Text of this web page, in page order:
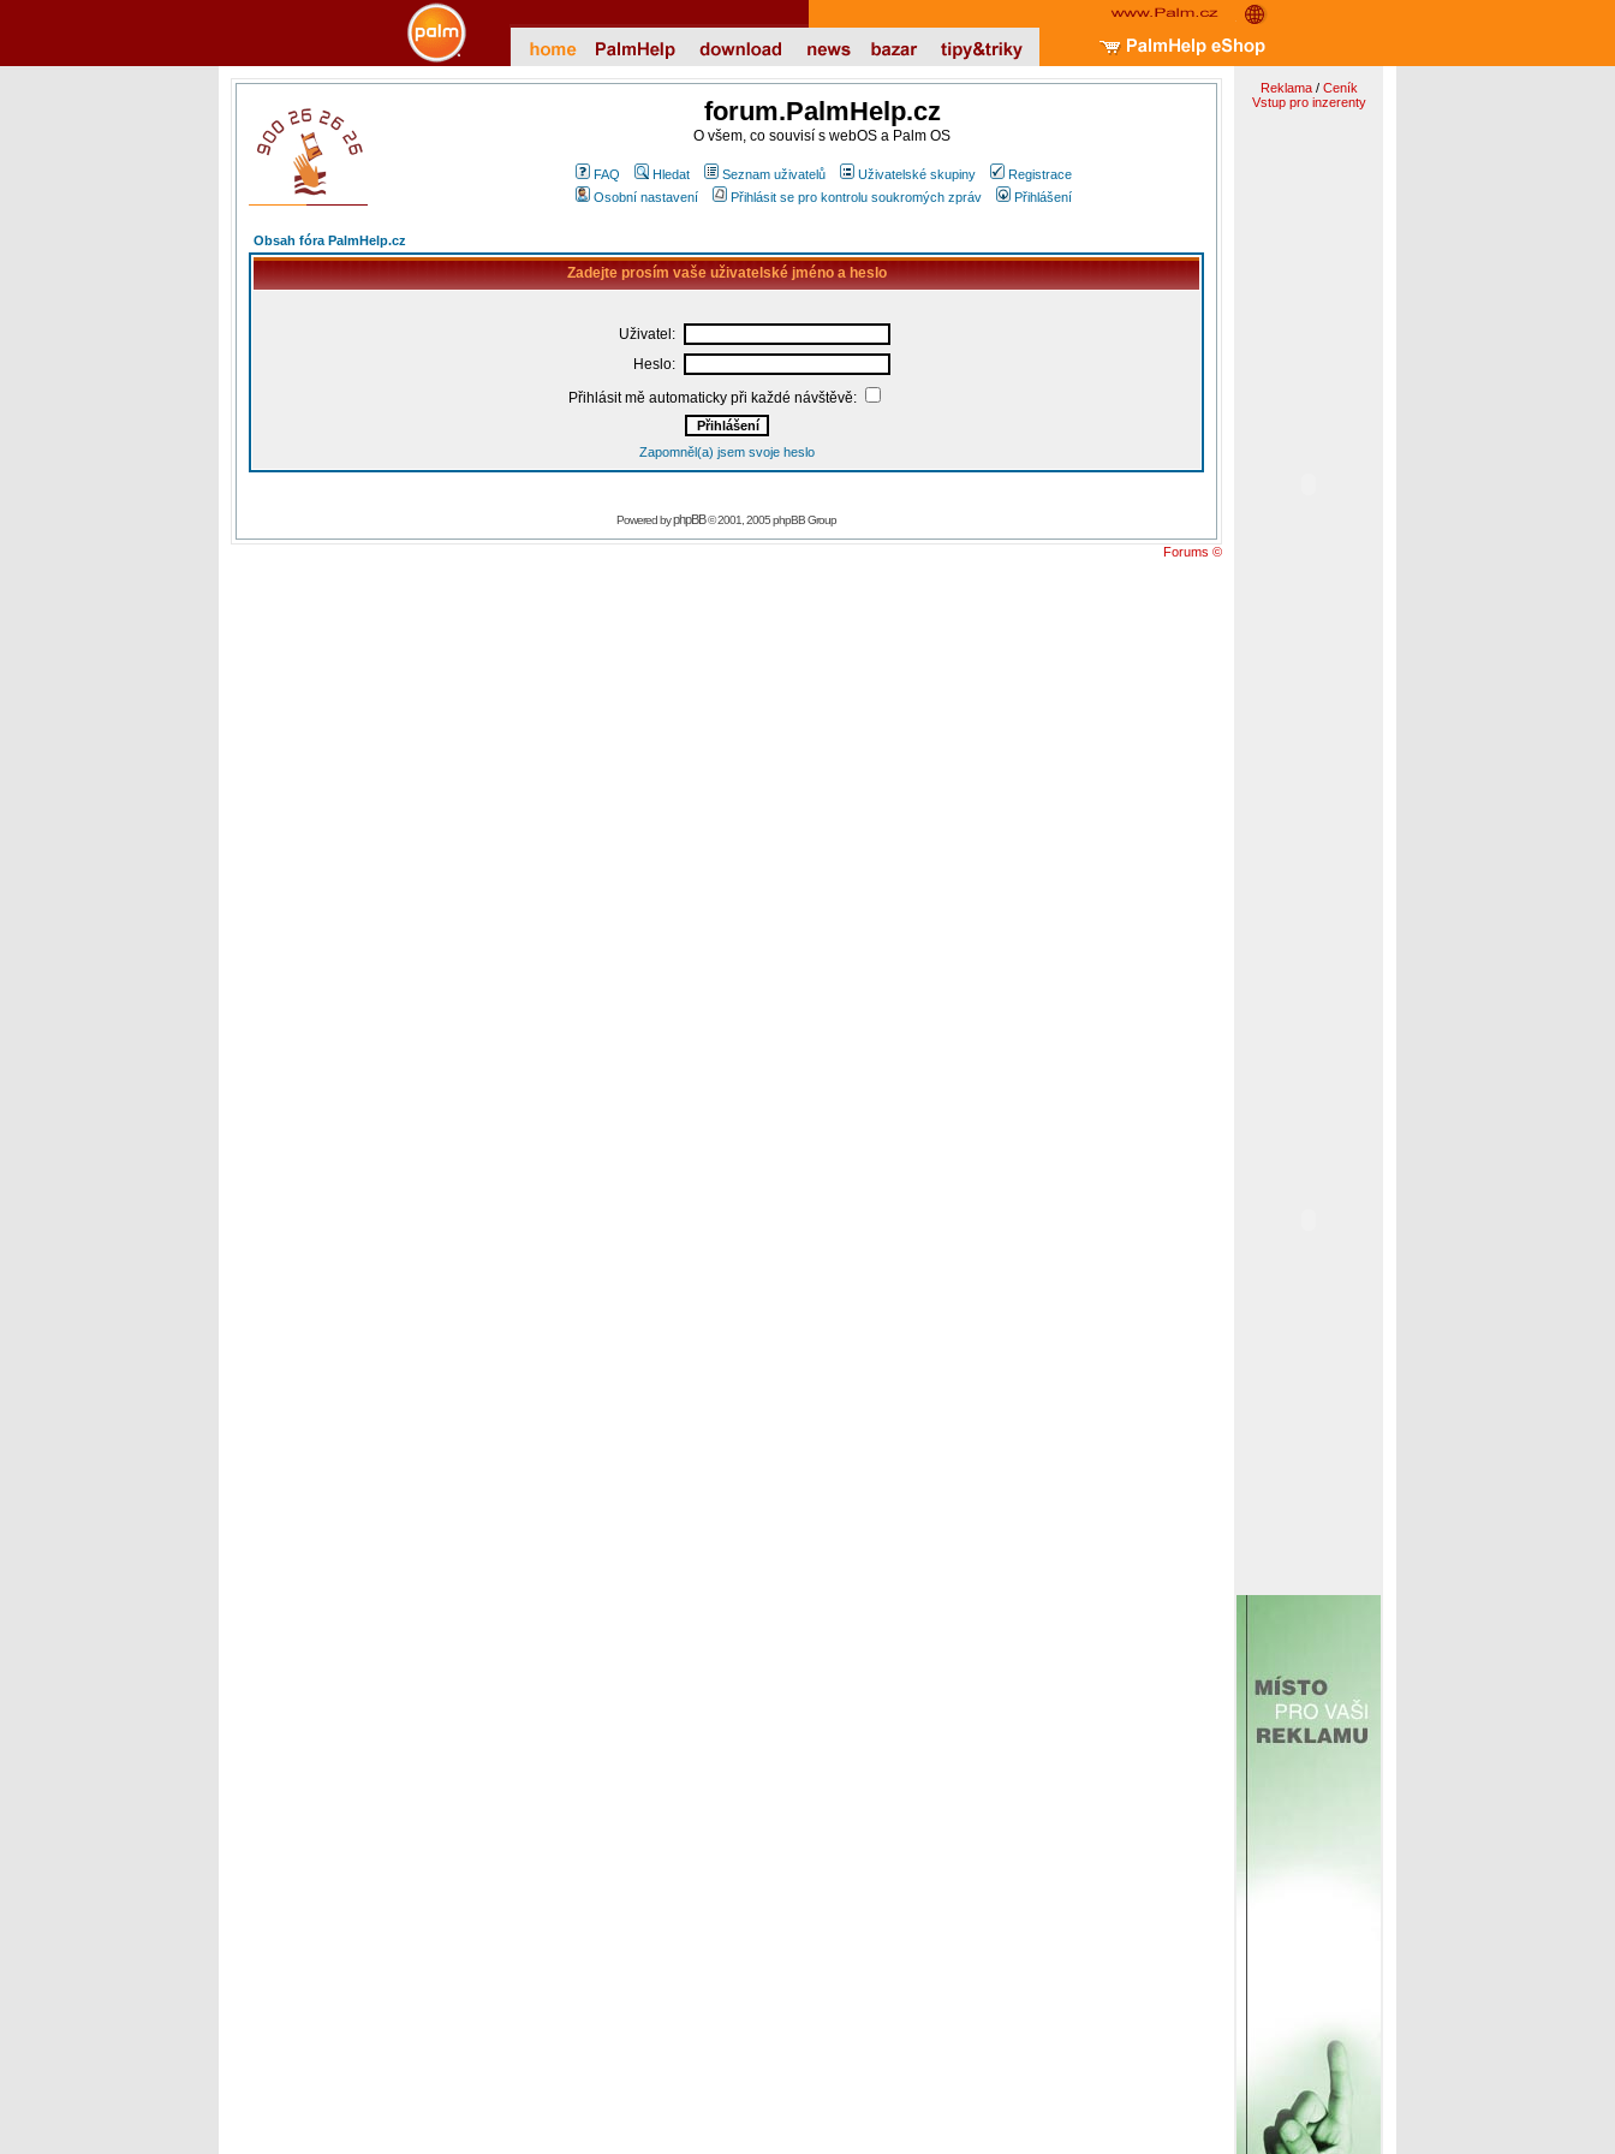
forum.PalmHelp.cz
O všem, co souvisí s webOS a Palm OS
FAQ Hledat Seznam uživatelů Uživatelské skupiny
Registrace
Osobní nastavení
Přihlásit se pro kontrolu soukromých zpráv Přihlášení
Obsah fóra PalmHelp.cz
Zadejte prosím vaše uživatelské jméno a heslo
Uživatel:
Heslo:
Přihlásit mě automaticky při každé návštěvě:
Zapomněl(a) jsem svoje heslo
Powered byphpBB© 2001, 2005 phpBB Group
Forums ©
Reklama/ Ceník
Vstup pro inzerenty